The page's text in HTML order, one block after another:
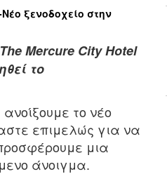
ξενοδοχείο στην
Mercure City Hotel
το
το νέο
επιμελώς για να
μια
άνοιγμα.